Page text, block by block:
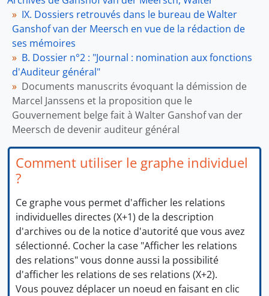
IX. Dossiers retrouvés dans le bureau de Walter
Ganshof van der Meersch en vue de la rédaction de
ses mémoires
B. Dossier n°2 : "Journal : nomination aux fonctions
d'Auditeur général"
Documents manuscrits évoquant la démission de
Marcel Janssens et la proposition que le
Gouvernement belge fait à Walter Ganshof van der
Meersch de devenir auditeur général
Comment utiliser le graphe individuel
?
Ce graphe vous permet d'afficher les relations
individuelles directes (X+1) de la description
d'archives ou de la notice d'autorité que vous avez
sélectionné. Cocher la case "Afficher les relations
des relations" vous donne aussi la possibilité
d'afficher les relations de ses relations (X+2).
Vous pouvez déplacer un noeud en faisant en clic